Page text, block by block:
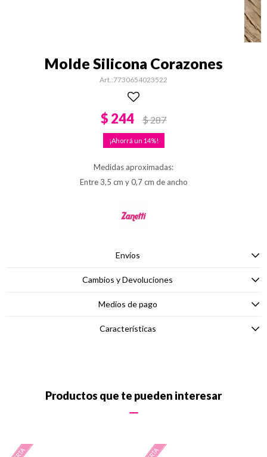
Molde Silicona Corazones
7730654023522
$ 244 $287
14
Medidas aproximadas:
Entre 3,5 cm y 0,7 cm de ancho
Envíos
Cambios y Devoluciones
Medios de pago
Características
Productos que te pueden interesar